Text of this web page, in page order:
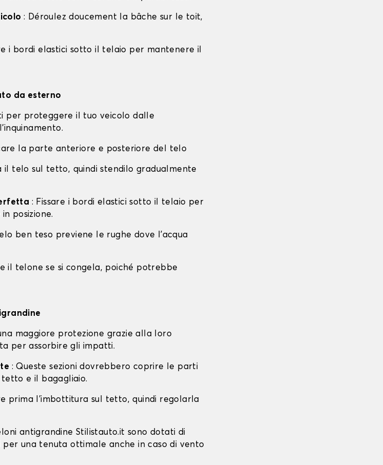
: Déroulez doucement la bâche sur le toit,
i bordi elastici sotto il telaio per mantenere il
da esterno
per proteggere il tuo veicolo dalle
la parte anteriore e posteriore del telo
il telo sul tetto, quindi stendilo gradualmente
: Fissare i bordi elastici sotto il telaio per
posizione.
ben teso previene le rughe dove l'acqua
il telone se si congela, poiché potrebbe
maggiore protezione grazie alla loro
per assorbire gli impatti.
: Queste sezioni dovrebbero coprire le parti
e il bagagliaio.
prima l'imbottitura sul tetto, quindi regolarla
antigrandine Stilistauto.it sono dotati di
una tenuta ottimale anche in caso di vento